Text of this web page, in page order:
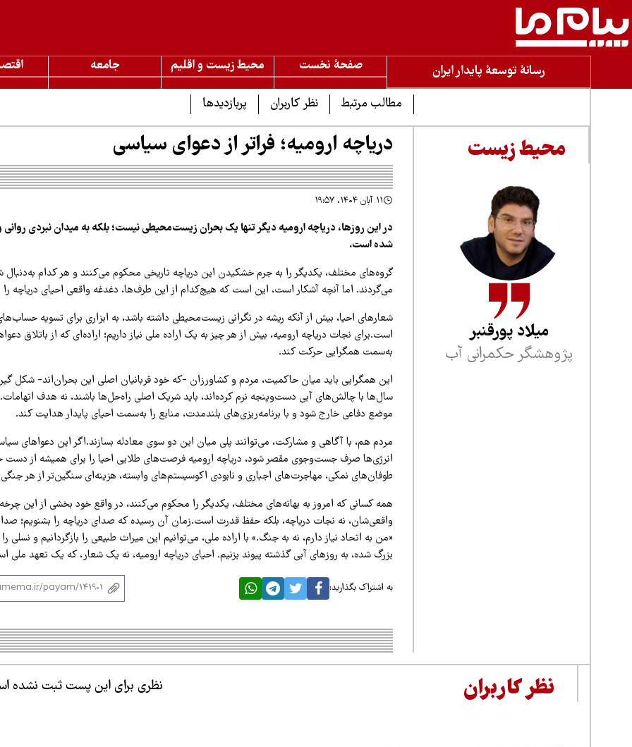
رسانۀ توسعۀ پایدار ایران صفحۀ نخست محیط زیست و اقلیم جامعه
مطالب مرتبط نظر کاربران پربازدیدها
محیط زیست
میلاد پورقنبر
پژوهشگر حکمرانی آب
دریاچه ارومیه؛ فراتر از دعوای سیاسی
۱۱ آبان ۱۴۰۴، ۱۹:۵۷
در این روزها، دریاچه ارومیه دیگر تنها یک بحران زیست‌محیطی نیست؛ بلکه به میدان نبردی
شده است.
گروه‌های مختلف، یکدیگر را به جرم خشکیدن این دریاچه تاریخی محکوم می‌کنند و هر کدام
می‌گردند. اما آنچه آشکار است، این است که هیچ‌کدام از این طرف‌ها، دغدغه واقعی احیای دریاچه را
شعارهای احیا، بیش از آنکه ریشه در نگرانی زیست‌محیطی داشته باشد، به ابزاری برای تسویه
است.برای نجات دریاچه ارومیه، بیش از هر چیز به یک اراده ملی نیاز داریم؛ اراده‌ای که از باتلاق
به‌سمت همگرایی حرکت کند.
این همگرایی باید میان حاکمیت، مردم و کشاورزان -که خود قربانیان اصلی این بحران‌اند- شکل
سال‌ها با چالش‌های آبی دست‌وپنجه نرم کرده‌اند، باید شریک اصلی راه‌حل‌ها باشند، نه هدف اتهامات.
موضع دفاعی خارج شود و با برنامه‌ریزی‌های بلندمدت، منابع را به‌سمت احیای پایدار هدایت کند.
مردم هم، با آگاهی و مشارکت، می‌توانند پلی میان این دو سوی معادله بسازند.اگر این دعواهای
انرژی‌ها صرف جست‌وجوی مقصر شود، دریاچه ارومیه فرصت‌های طلایی احیا را برای همیشه از دست
طوفان‌های نمکی، مهاجرت‌های اجباری و نابودی اکوسیستم‌های وابسته، هزینه‌ای سنگین‌تر از هر
همه کسانی که امروز به بهانه‌های مختلف، یکدیگر را محکوم می‌کنند، در واقع خود بخشی از این
واقعی‌شان، نه نجات دریاچه، بلکه حفظ قدرت است.زمان آن رسیده که صدای دریاچه را بشنویم؛
«من به اتحاد نیاز دارم، نه به جنگ.» با اراده ملی، می‌توانیم این میراث طبیعی را بازگردانیم و
بزرگ شده، به روزهای آبی گذشته پیوند بزنیم. احیای دریاچه ارومیه، نه یک شعار، که یک تعهد ملی
به اشتراک بگذارید:
نظر کاربران نظری برای این پست ثبت نشده